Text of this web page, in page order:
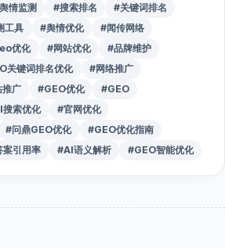
情监测 #搜索排名
#关键词排名
工具 #舆情优化
#闻传网络
优化 #网站优化
#品牌维护
关键词排名优化
#网络推广
广 #GEO优化
#GEO
索优化
#官网优化
#问鼎GEO优化
#GEO优化指南
引用率 #AI语义解析 #GEO智能优化